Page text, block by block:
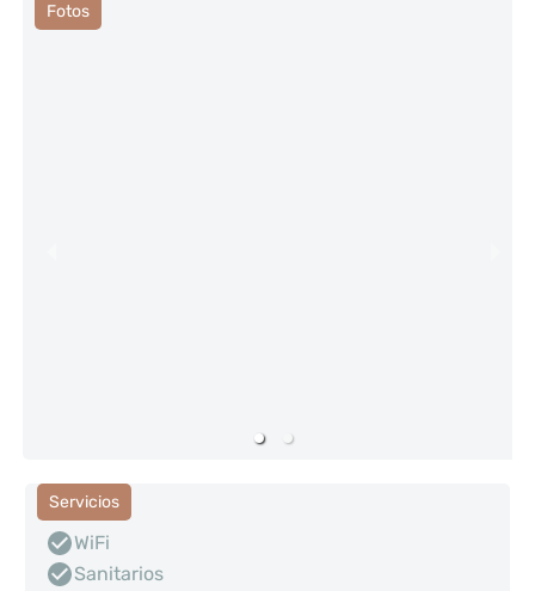
Fotos
Servicios
WiFi
Sanitarios